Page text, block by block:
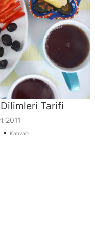
Dilimleri Tarifi
2011
• Kahvaltı